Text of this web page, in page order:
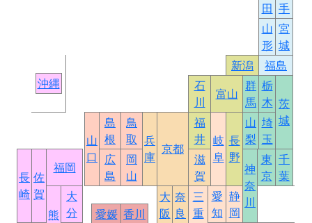
田 手
山
形
宮
城
沖縄
新潟
福島
石
川
富山
群
馬
栃
木 茨
城
山
口
島
根
鳥
取 兵
庫
京都
福
井 岐
阜
長
野
山
梨
埼
玉
長
崎
佐
賀
福岡
広
島
岡
山
滋
賀
神
奈
川
東
京
千
葉
熊
大
分
大
阪
奈
良
三
重
愛
知
静
岡
愛媛 香川